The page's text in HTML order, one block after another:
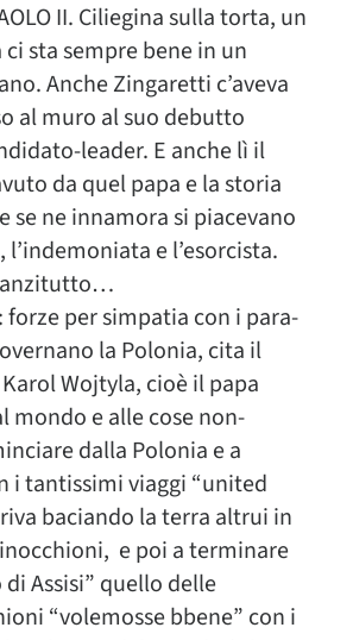
II. Ciliegina sulla torta, un
sta sempre bene in un
Anche Zingaretti c’aveva
al muro al suo debutto
leader. E anche lì il
da quel papa e la storia
se ne innamora si piacevano
e l’esorcista.
forze per simpatia con i para-
la Polonia, cita il
Wojtyla, cioè il papa
mondo e alle cose non-
dalla Polonia e a
i tantissimi viaggi “united
baciando la terra altrui in
e poi a terminare
Assisi” quello delle
“volemosse bbene” con i